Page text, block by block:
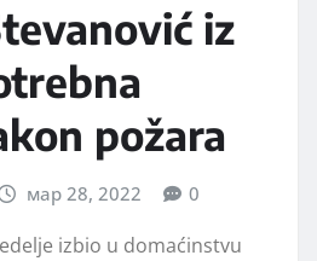
iz
požara
мар 28, 2022 0
izbio u domaćinstvu